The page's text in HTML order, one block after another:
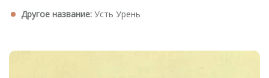
Другое название: Усть Урень